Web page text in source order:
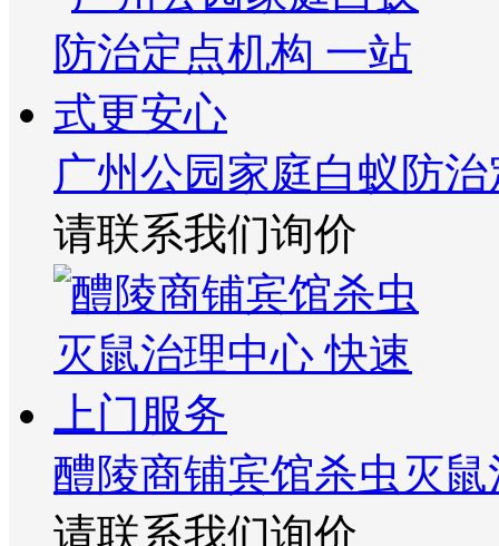
广州公园家庭白蚁防
请联系我们询价
醴陵商铺宾馆杀虫灭
请联系我们询价